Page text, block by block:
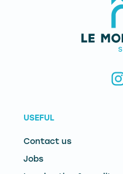
USEFUL
Contact us
Jobs